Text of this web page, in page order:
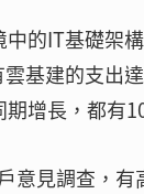
的IT基礎架
基建的支出
增長，都有
意見調查，有